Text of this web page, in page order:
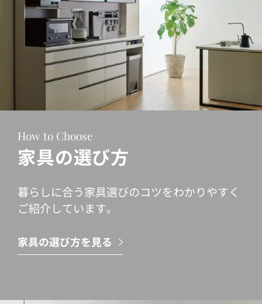
How to Choose
家具の選び方
暮らしに合う家具選びのコツをわかりやすく
ご紹介しています。
家具の選び方を見る